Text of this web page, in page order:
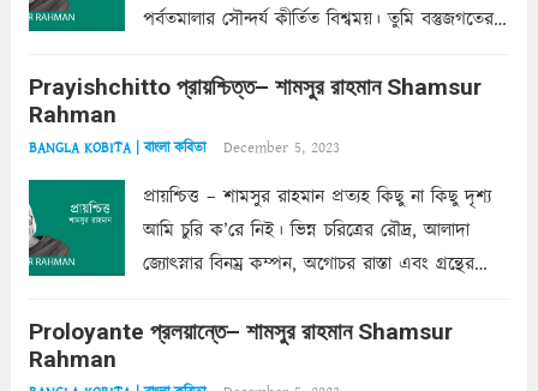
পর্বতমালার সৌন্দর্য কীর্তিত বিশ্বময়। তুমি বস্তুজগতের
তার সুষমায় পার্থক্য অনেক। তোমাকে সুন্দরী বলা চলে,
Prayishchitto প্রায়শ্চিত্ত– শামসুর রাহমান Shamsur
Rahman
BANGLA KOBITA | বাংলা কবিতা December 5, 2023
প্রায়শ্চিত্ত – শামসুর রাহমান প্রত্যহ কিছু না কিছু দৃশ্য
আমি চুরি ক’রে নিই। ভিন্ন চরিত্রের রৌদ্র, আলাদা
জ্যোৎস্নার বিনম্র কম্পন, অগোচর রাস্তা এবং গ্রন্থের
ছায়াচ্ছন্ন মোহন মিথুন মূর্তি, লোপামুদ্রা ভীষণ বিব্রত
Proloyante প্রলয়ান্তে– শামসুর রাহমান Shamsur
Rahman